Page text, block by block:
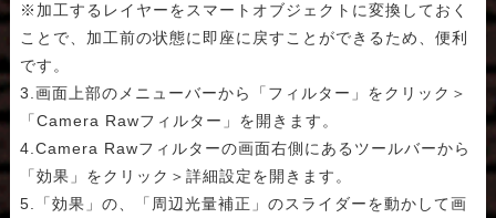
※加工するレイヤーをスマートオブジェクトに変換しておく
ことで、加工前の状態に即座に戻すことができるため、便利
です。
3.画面上部のメニューバーから「フィルター」をクリック＞
「Camera Rawフィルター」を開きます。
4.Camera Rawフィルターの画面右側にあるツールバーから
「効果」をクリック＞詳細設定を開きます。
5.「効果」の、「周辺光量補正」のスライダーを動かして画